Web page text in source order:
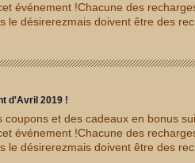
événement !Chacune des
le désirerezmais doivent être des
= 2000 Coupons + 5 Coffres
Diamants = 4000 Coupons + 10
Diamants = 8000 Coupons +
d'Avril 2019 !
coupons et des cadeaux en bonus
événement !Chacune des
le désirerezmais doivent être des